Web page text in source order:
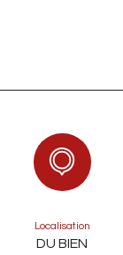
Localisation
DU BIEN